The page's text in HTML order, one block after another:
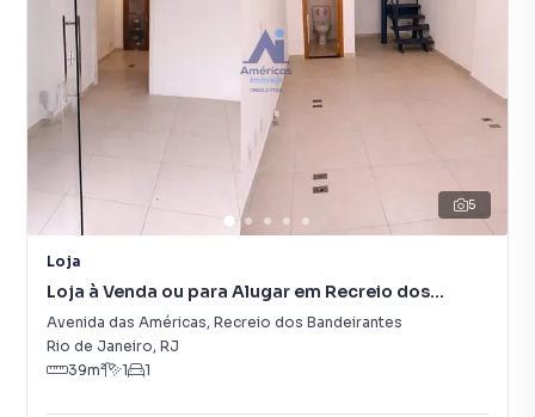
5
Loja
Loja à Venda ou para Alugar em Recreio dos
Bandeirantes
Avenida das Américas, Recreio dos Bandeirantes
Rio de Janeiro, RJ
39m² 1 1